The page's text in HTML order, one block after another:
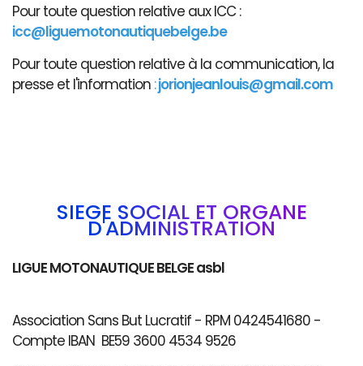
Pour toute question relative aux ICC :
icc@liguemotonautiquebelge.be
Pour toute question relative à la communication, la
presse et l'information :jorionjeanlouis@gmail.com
SIÈGE SOCIAL ET ORGANE
D'ADMINISTRATION
LIGUE MOTONAUTIQUE BELGE asbl
Association Sans But Lucratif - RPM 0424541680 -
Compte IBAN BE59 3600 4534 9526